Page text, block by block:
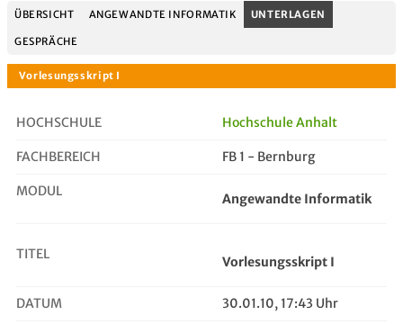
ÜBERSICHT ANGEWANDTE INFORMATIK UNTERLAGEN
GESPRÄCHE
HOCHSCHULE Hochschule Anhalt
FACHBEREICH FB 1 - Bernburg
MODUL Angewandte Informatik
TITEL Vorlesungsskript I
DATUM 30.01.10, 17:43 Uhr